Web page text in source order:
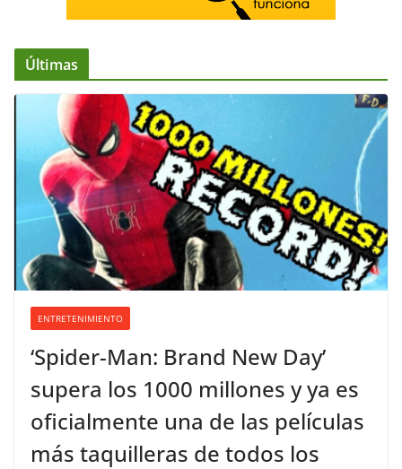
Últimas
ENTRETENIMIENTO
‘Spider-Man: Brand New Day’
supera los 1000 millones y ya es
oficialmente una de las películas
más taquilleras de todos los